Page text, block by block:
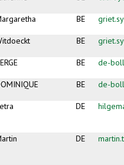
BE
BE
BE de-
BE de-
DE
DE